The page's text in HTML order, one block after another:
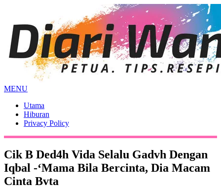
MENU
Utama
Hiburan
Privacy Policy
Cik B Ded4h Vida Selalu Gadvh Dengan
Iqbal -‘Mama Bila Bercinta, Dia Macam
Cinta Bvta